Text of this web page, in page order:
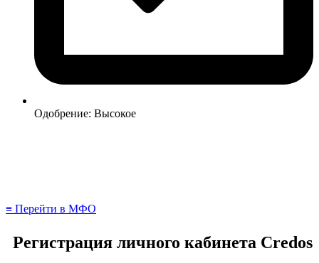
Одобрение: Высокое
≡ Перейти в МФО
Регистрация личного кабинета Credos